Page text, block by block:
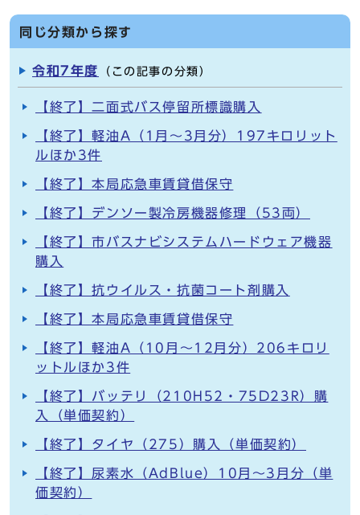
同じ分類から探す
令和7年度 （この記事の分類）
【終了】二面式バス停留所標識購入
【終了】軽油A（1月～3月分）197キロリット
ルほか3件
【終了】本局応急車賃貸借保守
【終了】デンソー製冷房機器修理（53両）
【終了】市バスナビシステムハードウェア機器
購入
【終了】抗ウイルス・抗菌コート剤購入
【終了】本局応急車賃貸借保守
【終了】軽油A（10月～12月分）206キロリ
ットルほか3件
【終了】バッテリ（210H52・75D23R）購
入（単価契約）
【終了】タイヤ（275）購入（単価契約）
【終了】尿素水（AdBlue）10月～3月分（単
価契約）